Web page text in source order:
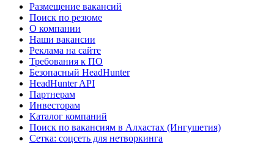
Размещение вакансий
Поиск по резюме
О компании
Наши вакансии
Реклама на сайте
Требования к ПО
Безопасный HeadHunter
HeadHunter API
Партнерам
Инвесторам
Каталог компаний
Поиск по вакансиям в Алхастах (Ингушетия)
Сетка: соцсеть для нетворкинга